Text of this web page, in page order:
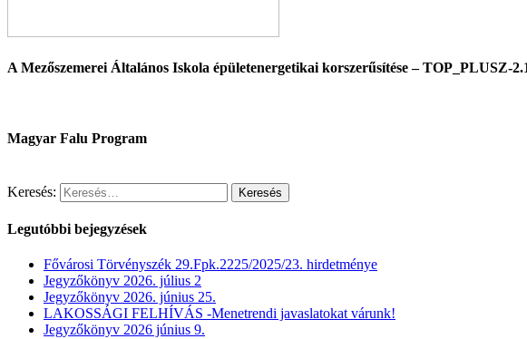
A Mezőszemerei Általános Iskola épületenergetikai korszerűsítése – TOP_PLUSZ-
Magyar Falu Program
Keresés:
Legutóbbi bejegyzések
Fővárosi Törvényszék 29.Fpk.2225/2025/23. hirdetménye
Jegyzőkönyv 2026. július 2
Jegyzőkönyv 2026. június 25.
LAKOSSÁGI FELHÍVÁS -Menetrendi javaslatokat várunk!
Jegyzőkönyv 2026 június 9.